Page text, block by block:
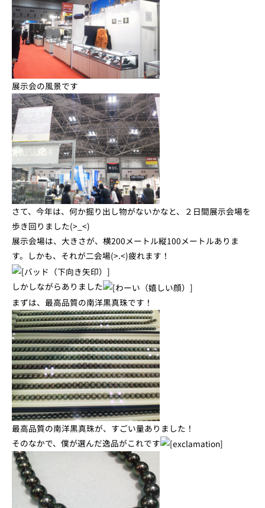
展示会の風景です
さて、今年は、何か掘り出し物がないかなと、２日間展示会場を
歩き回りました(>_<)
展示会場は、大きさが、横200メートル縦100メートルありま
す。しかも、それが二会場(>.<)疲れます！
しかしながらありました
まずは、最高品質の南洋黒真珠です！
最高品質の南洋黒真珠が、すごい量ありました！
そのなかで、僕が選んだ逸品がこれです